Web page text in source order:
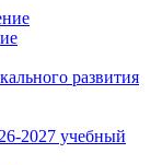
развития
2027 учебный